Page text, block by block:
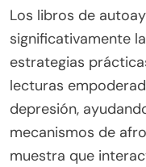
Los libros de
significativamente
estrategias
lecturas
depresión,
mecanismos de
muestra que